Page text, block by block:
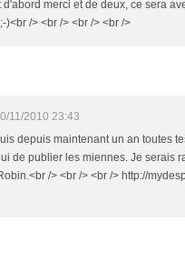
d'abord merci et de deux, ce sera
)<br /> <br /> <br /> <br />
11/2010 23:43
depuis maintenant un an toutes
de publier les miennes. Je serais
/> <br /> <br /> http://